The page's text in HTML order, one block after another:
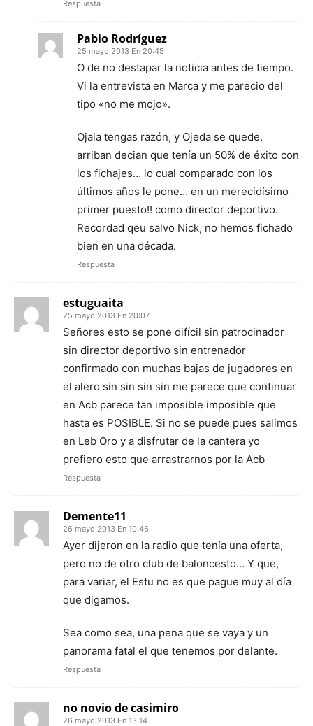
Respuesta
Pablo Rodríguez
25 mayo 2013 En 20:45
O de no destapar la noticia antes de tiempo.
Vi la entrevista en Marca y me parecio del
tipo «no me mojo».
Ojala tengas razón, y Ojeda se quede,
arriban decian que tenía un 50% de éxito con
los fichajes… lo cual comparado con los
últimos años le pone… en un merecidísimo
primer puesto!! como director deportivo.
Recordad qeu salvo Nick, no hemos fichado
bien en una década.
Respuesta
estuguaita
25 mayo 2013 En 20:07
Señores esto se pone difícil sin patrocinador
sin director deportivo sin entrenador
confirmado con muchas bajas de jugadores en
el alero sin sin sin sin me parece que continuar
en Acb parece tan imposible imposible que
hasta es POSIBLE. Si no se puede pues salimos
en Leb Oro y a disfrutar de la cantera yo
prefiero esto que arrastrarnos por la Acb
Respuesta
Demente11
26 mayo 2013 En 10:46
Ayer dijeron en la radio que tenía una oferta,
pero no de otro club de baloncesto… Y que,
para variar, el Estu no es que pague muy al día
que digamos.
Sea como sea, una pena que se vaya y un
panorama fatal el que tenemos por delante.
Respuesta
no novio de casimiro
26 mayo 2013 En 13:14